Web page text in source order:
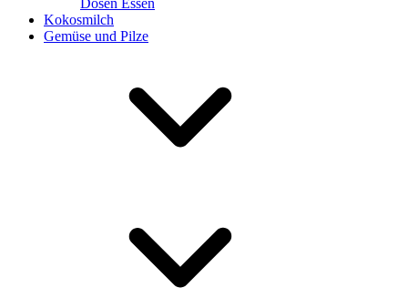
Dosen Essen
Kokosmilch
Gemüse und Pilze